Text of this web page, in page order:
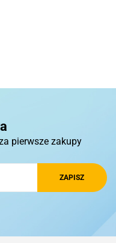
pierwsze zakupy